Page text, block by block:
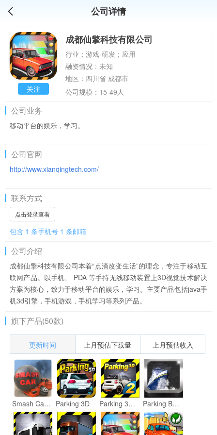
公司详情
关注
成都仙擎科技有限公司
行业：游戏-研发；应用
融资情况：未知
地区：四川省 成都市
公司规模：15-49人
公司业务
移动平台的娱乐，学习。
公司官网
http://www.xianqingtech.com/
联系方式
点击登录查看
包含 1 条手机号 1 条邮箱
公司介绍
成都仙擎科技有限公司本着“点滴改变生活”的理念，专注于移动互
联网产品。以手机、 PDA 等手持无线移动装置上3D视觉技术解决
方案为核心，致力于移动平台的娱乐，学习。主要产品包括java手
机3d引擎，手机游戏，手机学习等系列产品。
旗下产品(50款)
更新时间 上月预估下载量 上月预估收入
Smash Car 3D Parking 3D Parking 3D 2 Parking Boat 3D